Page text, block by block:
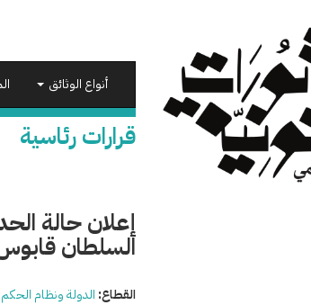
أنواع الوثائق
قرارات رئاسية
إعلان حالة
السلطان
القطاع: الدولة ونظام الحكم